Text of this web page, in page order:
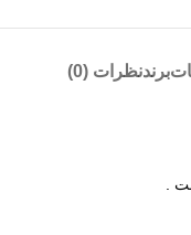
برندنظرات (0)
.